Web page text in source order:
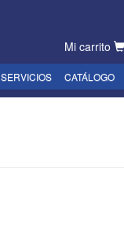
Mi carrito
SERVICIOS CATÁLOGO